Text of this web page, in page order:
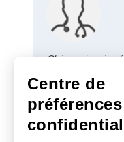
Chirurgie
RDV en
Plus
Centre de